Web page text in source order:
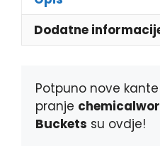
b
o
n
A
Dodatne
Potpuno nove
pranje
Buckets su ovdje!